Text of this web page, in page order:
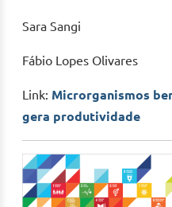
Sara Sangi
Fábio Lopes Olivares
Link: Microrganismos
gera produtividade